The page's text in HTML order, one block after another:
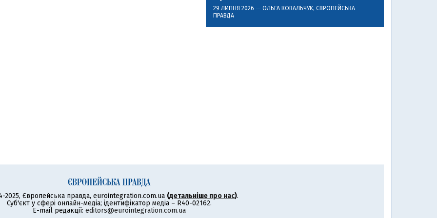
29 ЛИПНЯ 2026 — ОЛЬГА КОВАЛЬЧУК, ЄВРОПЕЙСЬКА
ПРАВДА
2025, Європейська правда, eurointegration.com.ua (детальніше про нас).
Суб'єкт у сфері онлайн-медіа; ідентифікатор медіа – R40-02162.
E-mail редакції: editors@eurointegration.com.ua